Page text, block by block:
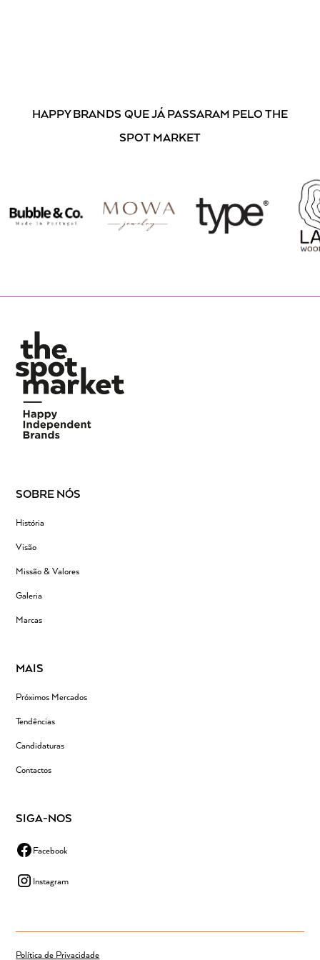
HAPPY BRANDS QUE JÁ PASSARAM PELO THE
SPOT MARKET
SOBRE NÓS
História
Visão
Missão & Valores
Galeria
Marcas
MAIS
Próximos Mercados
Tendências
Candidaturas
Contactos
SIGA-NOS
Facebook
Instagram
Política de Privacidade